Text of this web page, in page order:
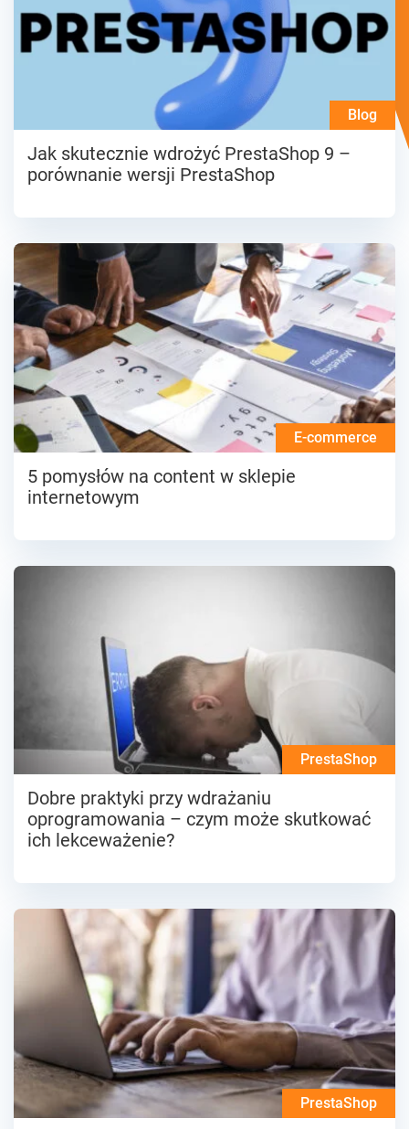
Blog
Jak skutecznie wdrożyć PrestaShop 9 –
porównanie wersji PrestaShop
E-commerce
5 pomysłów na content w sklepie
internetowym
PrestaShop
Dobre praktyki przy wdrażaniu
oprogramowania – czym może skutkować
ich lekceważenie?
PrestaShop